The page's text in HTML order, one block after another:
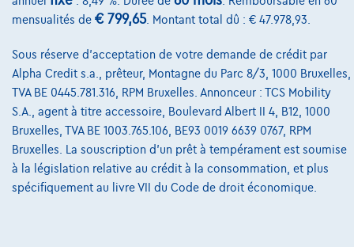
Volvo XC40Essential, T2 Automaat Benzine
12/2023
14.944 km Essence Automatique 95 kW ( 127 CV )
€29.699 TVA déductible
Dès€448,44 /moiset une dernière mensualité de
€9.358,14
mensualités de € 799,65. Montant total dû : € 47.978,93.
Sous réserve d'acceptation de votre demande de crédit par
Alpha Credit s.a., prêteur, Montagne du Parc 8/3, 1000 Bruxelles,
TVA BE 0445.781.316, RPM Bruxelles. Annonceur : TCS Mobility
S.A., agent à titre accessoire, Boulevard Albert II 4, B12, 1000
Bruxelles, TVA BE 1003.765.106, BE93 0019 6639 0767, RPM
Bruxelles. La souscription d'un prêt à tempérament est soumise
à la législation relative au crédit à la consommation, et plus
spécifiquement au livre VII du Code de droit économique.